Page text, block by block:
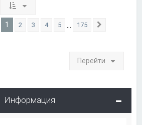
Страница из 175
1 2 3 4 5 175
Перейти
Информация